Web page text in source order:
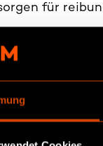
für
sind
und